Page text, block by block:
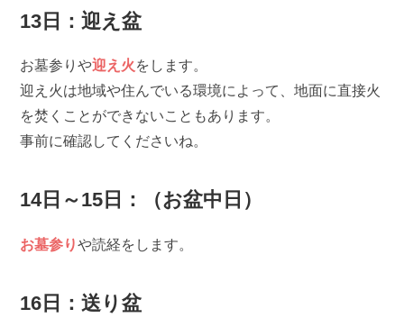
13日：迎え盆
お墓参りや迎え火をします。
迎え火は地域や住んでいる環境によって、地面に直接火
を焚くことができないこともあります。
事前に確認してくださいね。
14日～15日：（お盆中日）
お墓参りや読経をします。
16日：送り盆